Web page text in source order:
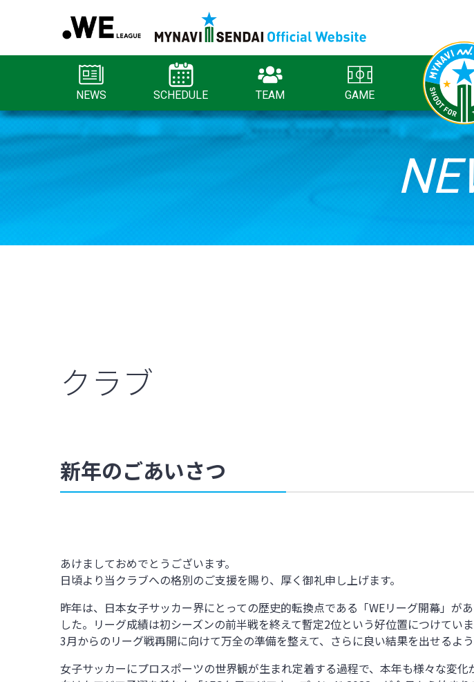
NEWS SCHEDULE TEAM GAME
クラブ
新年のごあいさつ
あけましておめでとうございます。
日頃より当クラブへの格別のご支援を賜り、厚く御礼申し上げます。
昨年は、日本女子サッカー界にとっての歴史的転換点である「WEリーグ開幕」
した。リーグ成績は初シーズンの前半戦を終えて暫定2位という好位置につけてい
3月からのリーグ戦再開に向けて万全の準備を整えて、さらに良い結果を出せるよ
女子サッカーにプロスポーツの世界観が生まれ定着する過程で、本年も様々な変